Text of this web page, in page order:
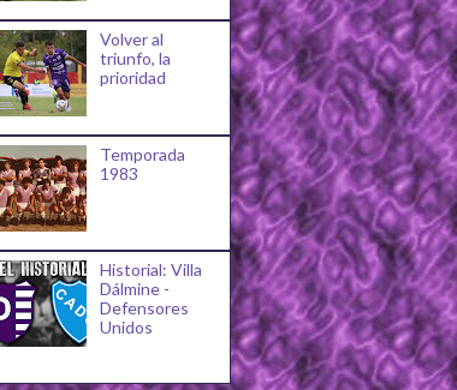
Volver al
triunfo, la
prioridad
Temporada
1983
Historial: Villa
Dálmine -
Defensores
Unidos